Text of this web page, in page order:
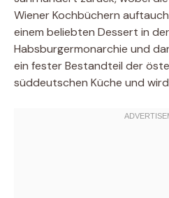
Wiener Kochbüchern
einem beliebten Dessert in
Habsburgermonarchie und
ein fester Bestandteil der
süddeutschen Küche und